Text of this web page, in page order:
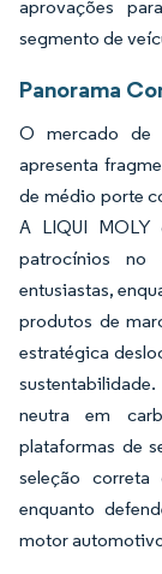
aprovações
segmento de
Panorama
O mercado de
apresenta
de médio porte
A LIQUI MOLY
patrocínios no
entusiastas,
produtos de
estratégica
neutra em
plataformas de
seleção
enquanto
motor